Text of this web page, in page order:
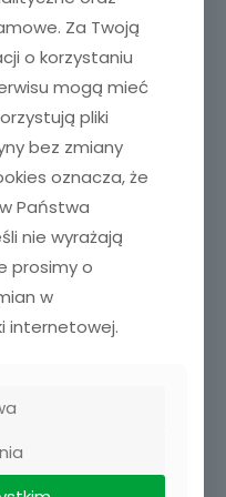
które dzielą się w
wystąpił
od lokalizacji
formy sporadyczne o
schorzeń, gdzie
oraz
Za Twoją
o korzystaniu
mogą mieć
pliki
bez zmiany
oznacza, że
Państwa
nie wyrażają
prosimy o
w
internetowej.